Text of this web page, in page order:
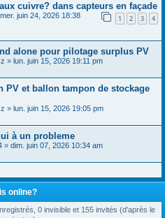
cuivre? dans capteurs en façade
1 2 3 4
mer. juin 24, 2026 18:38
alone pour pilotage surplus PV
» lun. juin 15, 2026 19:11 pm
PV et ballon tampon de stockage
» lun. juin 15, 2026 19:05 pm
à un probleme
» dim. juin 07, 2026 10:34 am
online?
0 invisible et 155 invités (d’après le